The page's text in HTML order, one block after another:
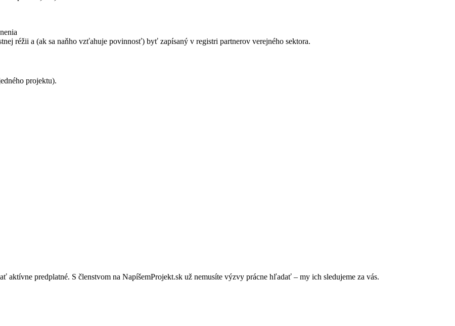
réžii a (ak sa naňho vzťahuje povinnosť) byť zapísaný v registri partnerov verejného sektora.
projektu).
aktívne predplatné. S členstvom na NapíšemProjekt.sk už nemusíte výzvy prácne hľadať – my ich sledujeme za vás.